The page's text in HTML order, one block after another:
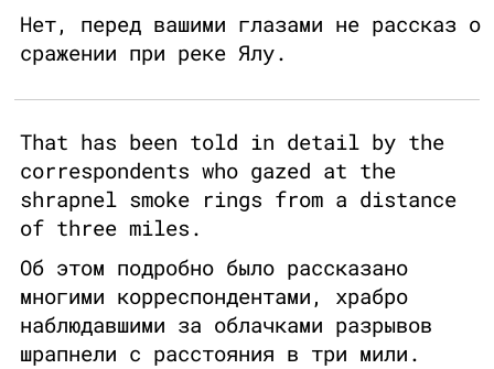
Нет, перед вашими глазами не рассказ о
сражении при реке Ялу.
That has been told in detail by the
correspondents who gazed at the
shrapnel smoke rings from a distance
of three miles.
Об этом подробно было рассказано
многими корреспондентами, храбро
наблюдавшими за облачками разрывов
шрапнели с расстояния в три мили.